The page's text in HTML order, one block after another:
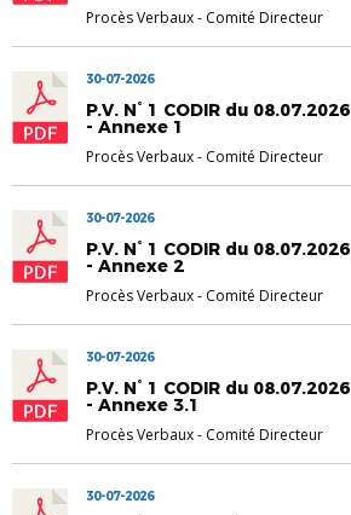
Procès Verbaux- Comité Directeur
30-07-2026
P.V. N° 1 CODIR du 08.07.2026
- Annexe 1
Procès Verbaux- Comité Directeur
30-07-2026
P.V. N° 1 CODIR du 08.07.2026
- Annexe 2
Procès Verbaux- Comité Directeur
30-07-2026
P.V. N° 1 CODIR du 08.07.2026
- Annexe 3.1
Procès Verbaux- Comité Directeur
30-07-2026